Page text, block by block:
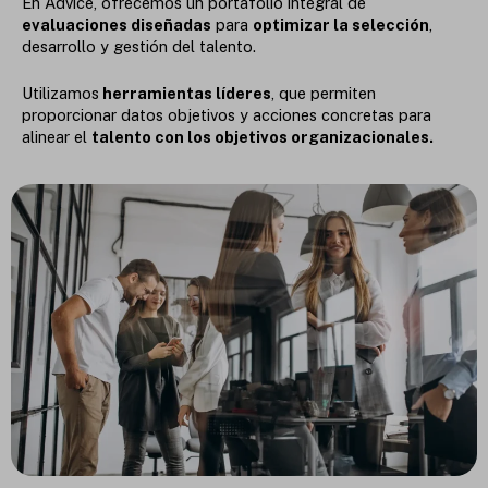
evaluaciones diseñadas para optimizar la selección
desarrollo y gestión del talento.
Utilizamos herramientas líderes , que permiten
proporcionar datos objetivos y acciones concretas para
alinear el talento con los objetivos organizacionales.